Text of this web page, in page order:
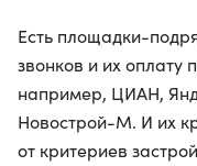
Есть площадки-
звонков и их оплату
например, ЦИАН,
Новострой-М. И их
от критериев